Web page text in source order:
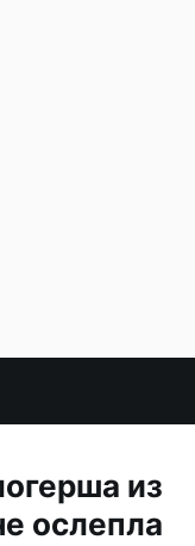
из
ослепла